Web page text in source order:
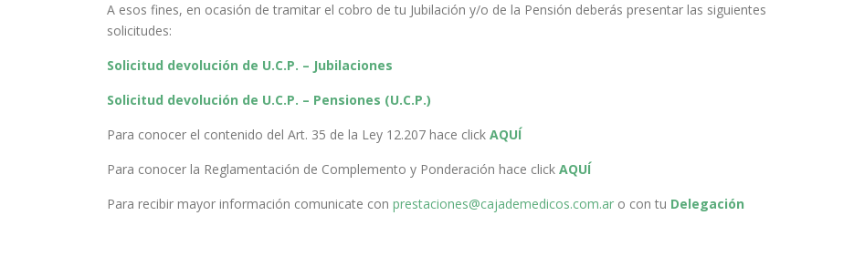
A esos fines, en ocasión de tramitar el cobro de tu Jubilación y/o de la Pensión deberás presentar las siguientes
solicitudes:
Solicitud devolución de U.C.P. – Jubilaciones
Solicitud devolución de U.C.P. – Pensiones (U.C.P.)
Para conocer el contenido del Art. 35 de la Ley 12.207 hace click AQUÍ
Para conocer la Reglamentación de Complemento y Ponderación hace click AQUÍ
Para recibir mayor información comunicate con prestaciones@cajademedicos.com.ar o con tu Delegación